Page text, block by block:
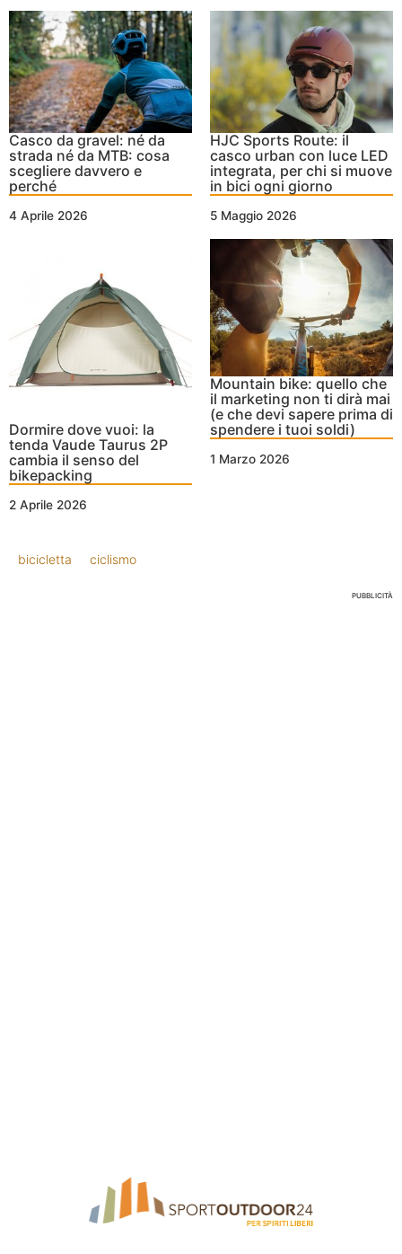
Casco da gravel: né da
strada né da MTB: cosa
scegliere davvero e
perché
4 Aprile 2026
HJC Sports Route: il
casco urban con luce LED
integrata, per chi si muove
in bici ogni giorno
5 Maggio 2026
Dormire dove vuoi: la
tenda Vaude Taurus 2P
cambia il senso del
bikepacking
2 Aprile 2026
Mountain bike: quello che
il marketing non ti dirà mai
(e che devi sapere prima di
spendere i tuoi soldi)
1 Marzo 2026
bicicletta ciclismo
PUBBLICITÀ